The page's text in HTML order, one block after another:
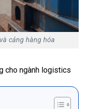
cảng hàng hóa
cho ngành logistics